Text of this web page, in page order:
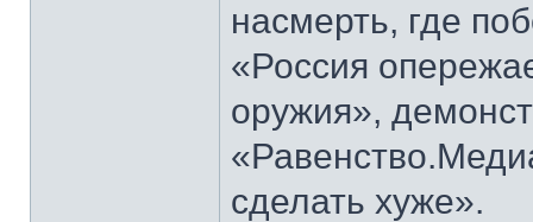
насмерть, где
«Россия
оружия»,
сделать хуже».